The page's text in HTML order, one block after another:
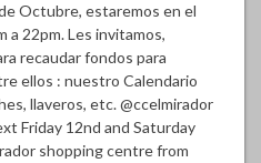
Octubre, estaremos en el
a 22pm. Les invitamos,
recaudar fondos para
ellos : nuestro Calendario
llaveros, etc. @ccelmirador
Friday 12nd and Saturday
shopping centre from